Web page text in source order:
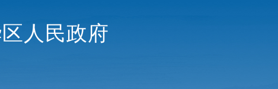
人民政府